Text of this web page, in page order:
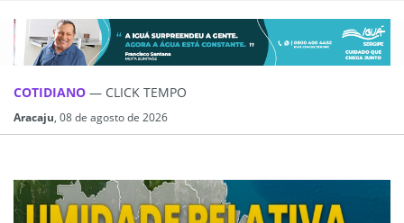
COTIDIANO — CLICK TEMPO
Aracaju, 08 de agosto de 2026